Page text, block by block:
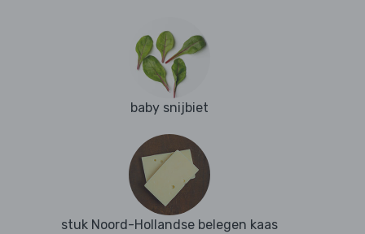
baby snijbiet
stuk Noord-Hollandse belegen kaas